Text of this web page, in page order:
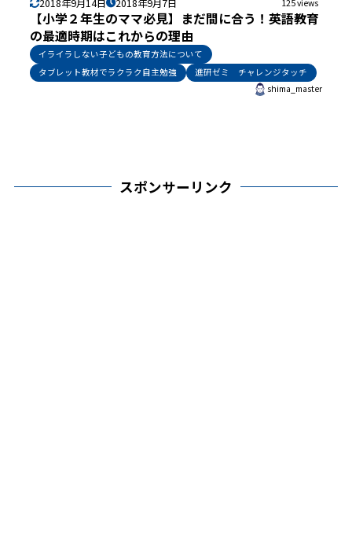
2018年9月14日 2018年9月7日 125 views
【小学２年生のママ必見】まだ間に合う！英語教育
の最適時期はこれからの理由
イライラしない子どもの教育方法について
タブレット教材でラクラク自主勉強
進研ゼミ チャレンジタッチ
shima_master
スポンサーリンク